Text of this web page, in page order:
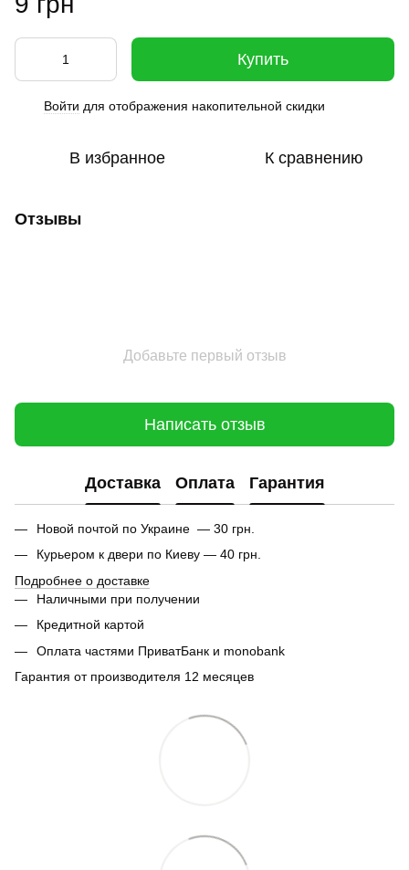
Купить
Войти для отображения накопительной скидки
В избранное К сравнению
Отзывы
Добавьте первый отзыв
Написать отзыв
Доставка Оплата Гарантия
Новой почтой по Украине — 30 грн.
Курьером к двери по Киеву — 40 грн.
Подробнее о доставке
Наличными при получении
Кредитной картой
Оплата частями ПриватБанк и monobank
Гарантия от производителя 12 месяцев